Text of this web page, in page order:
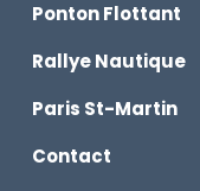
Ponton Flottant
Rallye Nautique
Paris St-Martin
Contact